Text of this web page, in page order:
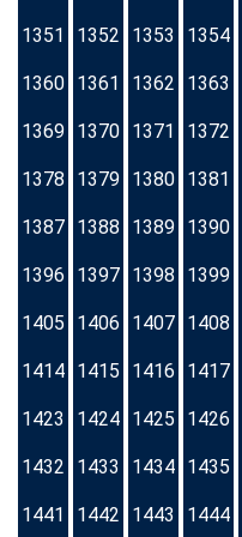
1351 1352 1353 1354
1360 1361 1362 1363
1369 1370 1371 1372
1378 1379 1380 1381
1387 1388 1389 1390
1396 1397 1398 1399
1405 1406 1407 1408
1414 1415 1416 1417
1423 1424 1425 1426
1432 1433 1434 1435
1441 1442 1443 1444